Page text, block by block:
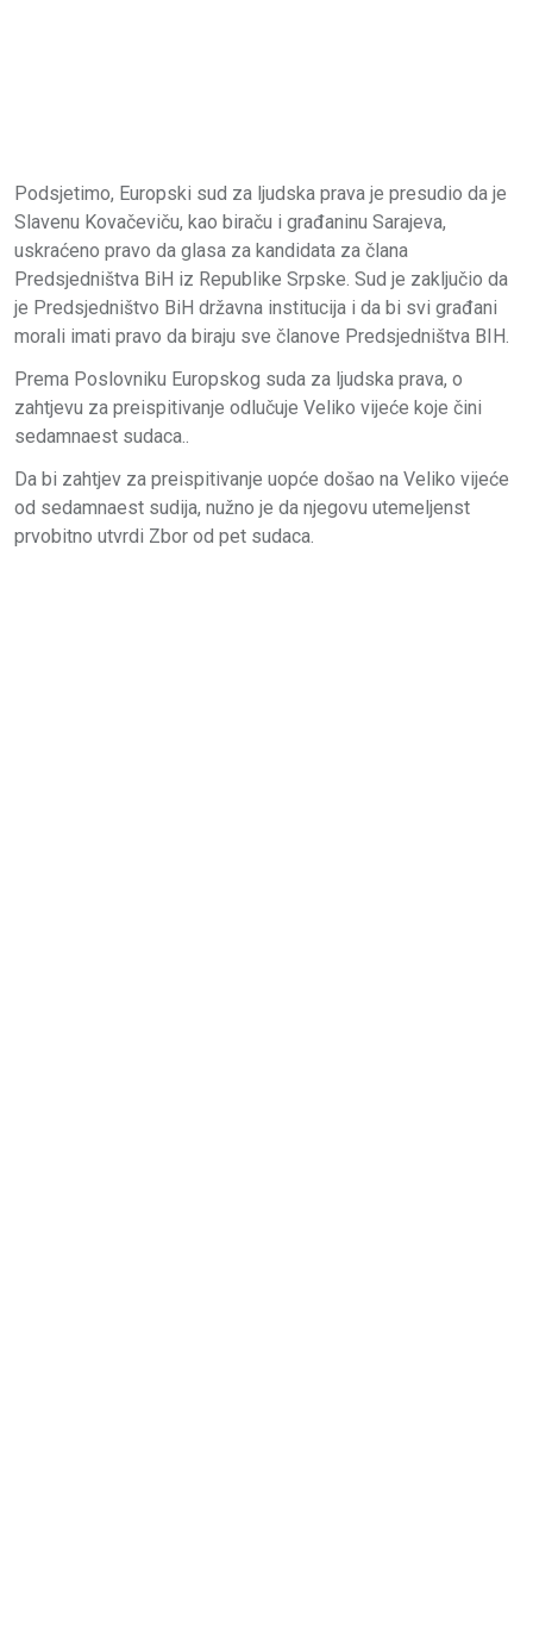
Podsjetimo, Europski sud za ljudska prava je presudio da je
Slavenu Kovačeviču, kao biraču i građaninu Sarajeva,
uskraćeno pravo da glasa za kandidata za člana
Predsjedništva BiH iz Republike Srpske. Sud je zaključio da
je Predsjedništvo BiH državna institucija i da bi svi građani
morali imati pravo da biraju sve članove Predsjedništva BIH.
Prema Poslovniku Europskog suda za ljudska prava, o
zahtjevu za preispitivanje odlučuje Veliko vijeće koje čini
sedamnaest sudaca..
Da bi zahtjev za preispitivanje uopće došao na Veliko vijeće
od sedamnaest sudija, nužno je da njegovu utemeljenst
prvobitno utvrdi Zbor od pet sudaca.